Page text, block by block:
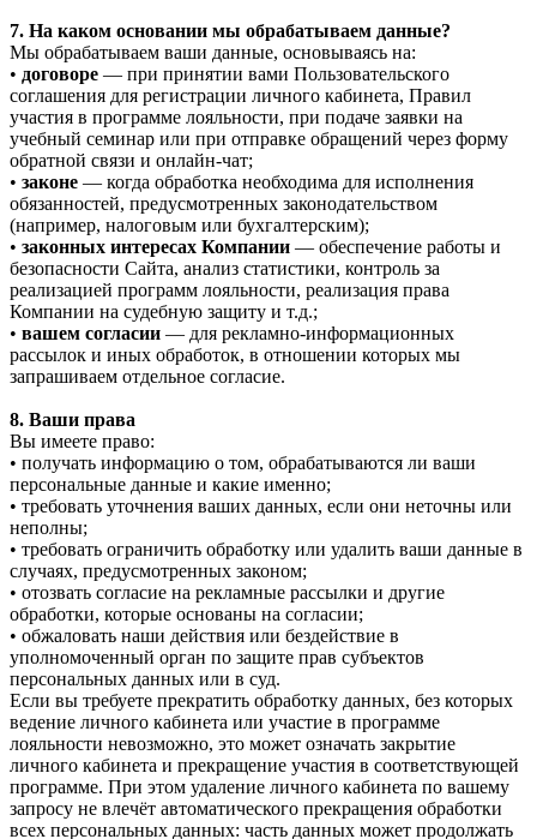
7. На каком основании мы обрабатываем данные?
Мы обрабатываем ваши данные, основываясь на:
• договоре — при принятии вами Пользовательского
соглашения для регистрации личного кабинета, Правил
участия в программе лояльности, при подаче заявки на
учебный семинар или при отправке обращений через форму
обратной связи и онлайн-чат;
• законе — когда обработка необходима для исполнения
обязанностей, предусмотренных законодательством
(например, налоговым или бухгалтерским);
• законных интересах Компании — обеспечение работы и
безопасности Сайта, анализ статистики, контроль за
реализацией программ лояльности, реализация права
Компании на судебную защиту и т.д.;
• вашем согласии — для рекламно-информационных
рассылок и иных обработок, в отношении которых мы
запрашиваем отдельное согласие.
8. Ваши права
Вы имеете право:
• получать информацию о том, обрабатываются ли ваши
персональные данные и какие именно;
• требовать уточнения ваших данных, если они неточны или
неполны;
• требовать ограничить обработку или удалить ваши данные в
случаях, предусмотренных законом;
• отозвать согласие на рекламные рассылки и другие
обработки, которые основаны на согласии;
• обжаловать наши действия или бездействие в
уполномоченный орган по защите прав субъектов
персональных данных или в суд.
Если вы требуете прекратить обработку данных, без которых
ведение личного кабинета или участие в программе
лояльности невозможно, это может означать закрытие
личного кабинета и прекращение участия в соответствующей
программе. При этом удаление личного кабинета по вашему
запросу не влечёт автоматического прекращения обработки
всех персональных данных: часть данных может продолжать